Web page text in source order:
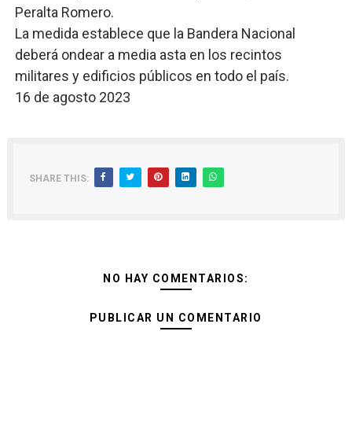
Peralta Romero.
La medida establece que la Bandera Nacional
deberá ondear a media asta en los recintos
militares y edificios públicos en todo el país.
16 de agosto 2023
SHARE THIS:
NO HAY COMENTARIOS:
PUBLICAR UN COMENTARIO